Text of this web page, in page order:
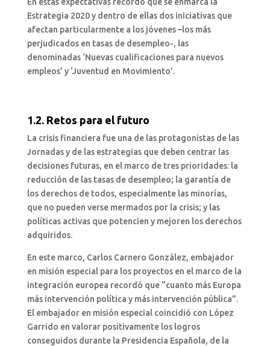
Estrategia 2020 y dentro de ellas dos iniciativas que
afectan particularmente a los jóvenes –los más
perjudicados en tasas de desempleo-, las
denominadas ‘Nuevas cualificaciones para nuevos
empleos’ y ‘Juventud en Movimiento’.
1.2. Retos para el futuro
La crisis financiera fue una de las protagonistas de las
Jornadas y de las estrategias que deben centrar las
decisiones futuras, en el marco de tres prioridades: la
reducción de las tasas de desempleo; la garantía de
los derechos de todos, especialmente las minorías,
que no pueden verse mermados por la crisis; y las
políticas activas que potencien y mejoren los derechos
adquiridos.
En este marco, Carlos Carnero González, embajador
en misión especial para los proyectos en el marco de la
integración europea recordó que “cuanto más Europa
más intervención política y más intervención pública”.
El embajador en misión especial coincidió con López
Garrido en valorar positivamente los logros
conseguidos durante la Presidencia Española, de la